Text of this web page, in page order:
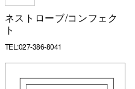
ネストローブ/コンフェク
ト
TEL:027-386-8041